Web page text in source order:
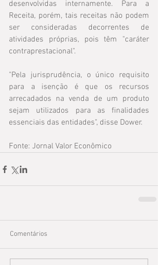
desenvolvidas internamente. Para a
Receita, porém, tais receitas não podem
ser consideradas decorrentes de
atividades próprias, pois têm "caráter
contraprestacional".
"Pela jurisprudência, o único requisito
para a isenção é que os recursos
arrecadados na venda de um produto
sejam utilizados para as finalidades
essenciais das entidades", disse Dower.
Fonte: Jornal Valor Econômico
Comentários